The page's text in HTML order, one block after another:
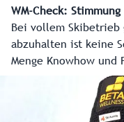
WM-Check:
Bei vollem
abzuhalten ist keine
Menge Knowhow und
Hinterglemm hat
aber möglich
unter Beweis